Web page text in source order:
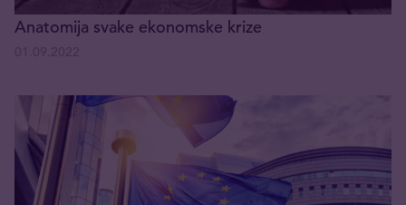
Anatomija svake ekonomske krize